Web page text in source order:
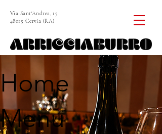
Via Sant'Andrea, 15
48015 Cervia (RA)
Home
Menu